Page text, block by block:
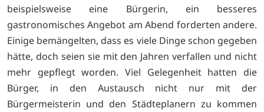
beispielsweise eine Bürgerin, ein besseres
gastronomisches Angebot am Abend forderten andere.
Einige bemängelten, dass es viele Dinge schon gegeben
hätte, doch seien sie mit den Jahren verfallen und nicht
mehr gepflegt worden. Viel Gelegenheit hatten die
Bürger, in den Austausch nicht nur mit der
Bürgermeisterin und den Städteplanern zu kommen